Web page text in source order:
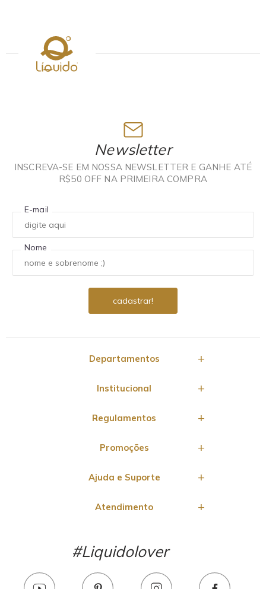
Newsletter
INSCREVA-SE EM NOSSA NEWSLETTER E GANHE ATÉ
R$50 OFF NA PRIMEIRA COMPRA
E-mail
Nome
Departamentos
Institucional
Regulamentos
Promoções
Ajuda e Suporte
Atendimento
#Liquidolover